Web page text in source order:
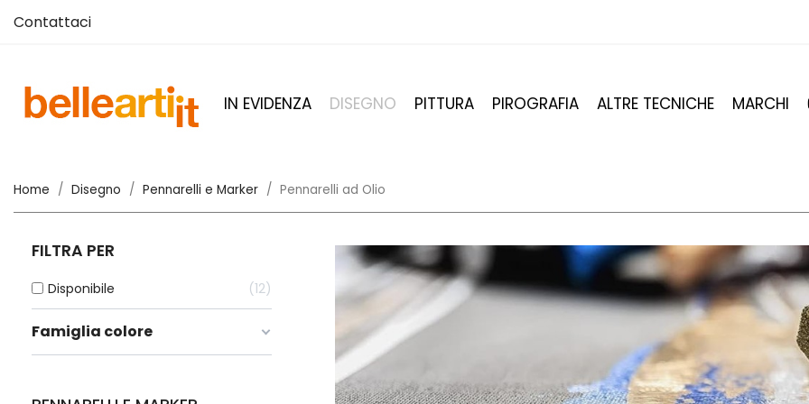
Contattaci
IN EVIDENZA DISEGNO PITTURA PIROGRAFIA ALTRE TECNICHE MARCHI
Home Disegno Pennarelli e Marker Pennarelli ad Olio
FILTRA PER
Disponibile 12
Famiglia colore